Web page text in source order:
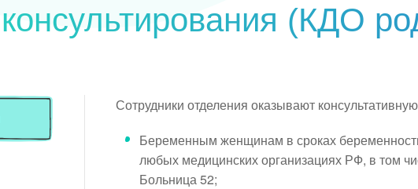
консультирования (КДО
Сотрудники отделения оказывают
Беременным женщинам в сроках
любых медицинских организациях РФ, в том
Больница 52;